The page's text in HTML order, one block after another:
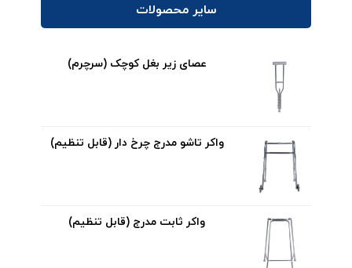
سایر محصولات
عصای زیر بغل کوچک (سرچرم)
واکر تاشو مدرج چرخ دار (قابل تنظیم)
واکر ثابت مدرج (قابل تنظیم)